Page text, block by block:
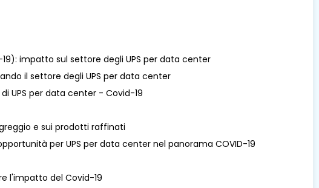
impatto sul settore degli UPS per data center
il settore degli UPS per data center
UPS per data center - Covid-19
greggio e sui prodotti raffinati
per UPS per data center nel panorama COVID-19
l'impatto del Covid-19